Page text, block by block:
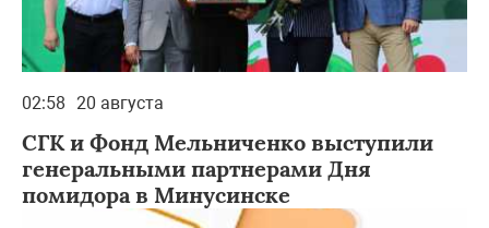
02:58 20 августа
СГК и Фонд Мельниченко выступили
генеральными партнерами Дня
помидора в Минусинске